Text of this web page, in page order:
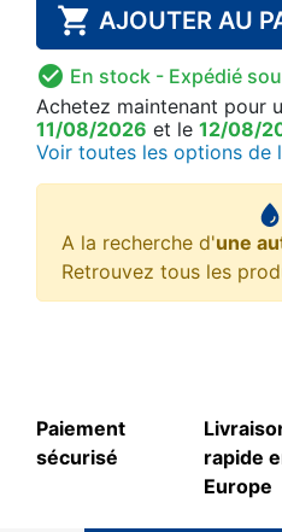
 AJOUTER AU
 En stock - Expédié
Achetez maintenant pour
11/08/2026 et le 12/08/
Voir toutes les options de
A la recherche d'une
Retrouvez tous les
Paiement
sécurisé
rapide
Europe